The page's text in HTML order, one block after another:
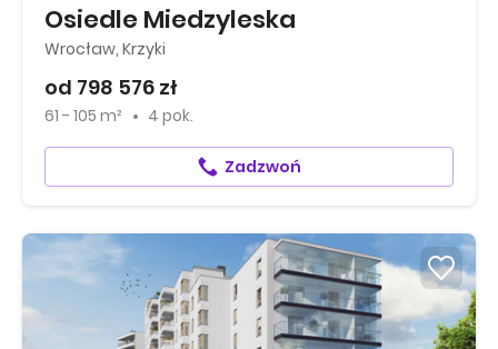
Osiedle Miedzyleska
Wrocław, Krzyki
od 798 576 zł
61 - 105 m² 4 pok.
Zadzwoń